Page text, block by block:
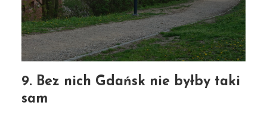
9. Bez nich Gdańsk nie byłby taki
sam